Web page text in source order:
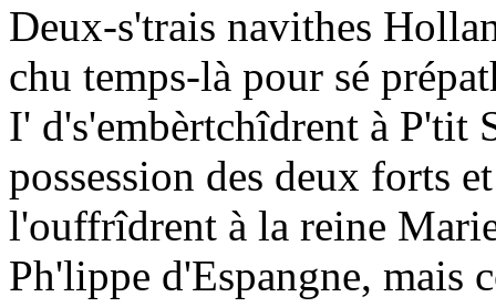
Deux-s'trais navithes
chu temps-là pour sé
I' d's'embèrtchîdrent à P'tit
possession des deux forts
l'ouffrîdrent à la reine
Ph'lippe d'Espangne, mais